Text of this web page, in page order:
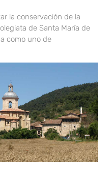
la conservación de la
de Santa María de
como uno de